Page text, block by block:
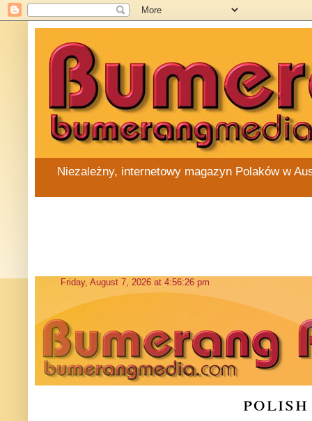
Niezależny, internetowy magazyn Polaków w